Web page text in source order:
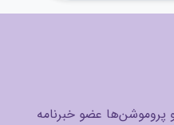
پروموشن‌ها عضو خبرنامه